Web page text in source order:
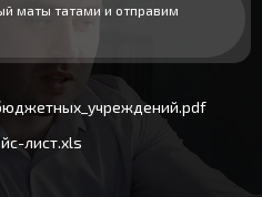
маты татами и отправим
лист.xls